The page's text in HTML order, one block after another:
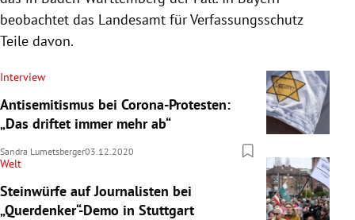
beobachtet das Landesamt für Verfassungsschutz
Teile davon.
Interview
Antisemitismus bei Corona-Protesten:
„Das driftet immer mehr ab“
Sandra Lumetsberger03.12.2020
Welt
Steinwürfe auf Journalisten bei
„Querdenker“-Demo in Stuttgart